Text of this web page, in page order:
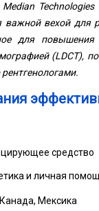
важной вехой для
для повышения
(LDCT),
средство
и личная
Мексика